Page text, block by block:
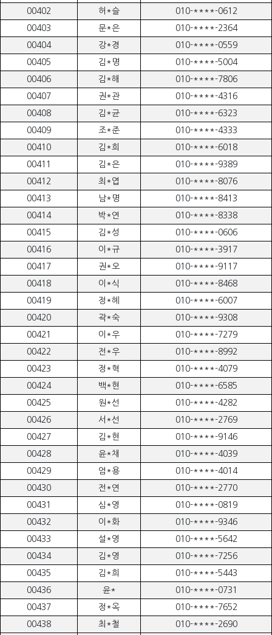
00402
허*슬
010-****-0612
00403
문*은
010-****-2364
00404
강*경
010-****-0559
00405
김*명
010-****-5004
00406
김*해
010-****-7806
00407
권*관
010-****-4316
00408
김*균
010-****-6323
00409
조*준
010-****-4333
00410
김*희
010-****-6018
00411
김*은
010-****-9389
00412
최*엽
010-****-8076
00413
남*명
010-****-8413
00414
박*연
010-****-8338
00415
김*성
010-****-0606
00416
이*규
010-****-3917
00417
권*오
010-****-9117
00418
이*식
010-****-8468
00419
정*혜
010-****-6007
00420
곽*숙
010-****-9308
00421
이*우
010-****-7279
00422
전*우
010-****-8992
00423
정*혁
010-****-4079
00424
백*현
010-****-6585
00425
원*선
010-****-4282
00426
서*선
010-****-2769
00427
김*현
010-****-9146
00428
윤*채
010-****-4039
00429
엄*용
010-****-4014
00430
전*연
010-****-2770
00431
심*영
010-****-0819
00432
이*화
010-****-9346
00433
설*영
010-****-5642
00434
김*영
010-****-7256
00435
김*희
010-****-5443
00436
윤*
010-****-0731
00437
정*옥
010-****-7652
00438
최*철
010-****-2690